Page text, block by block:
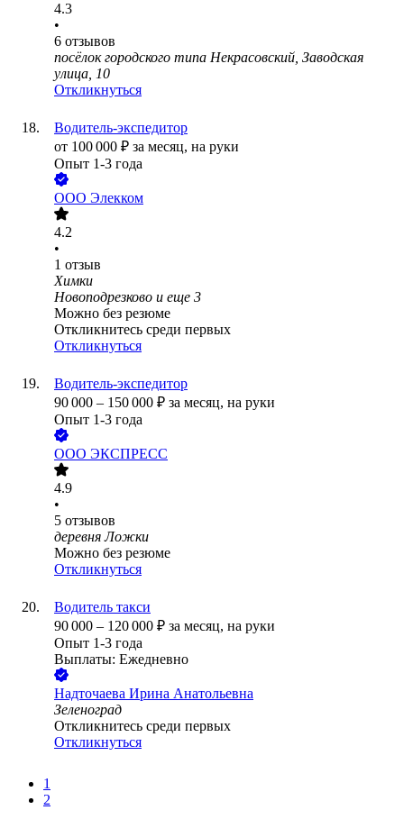
4.3
•
6 отзывов
посёлок городского типа Некрасовский, Заводская
улица, 10
Откликнуться
Водитель-экспедитор
от 100 000 ₽ за месяц, на руки
Опыт 1-3 года
ООО Элекком
4.2
•
1 отзыв
Химки
Новоподрезково и еще 3
Можно без резюме
Откликнитесь среди первых
Откликнуться
Водитель-экспедитор
90 000 – 150 000 ₽ за месяц, на руки
Опыт 1-3 года
ООО ЭКСПРЕСС
4.9
•
5 отзывов
деревня Ложки
Можно без резюме
Откликнуться
Водитель такси
90 000 – 120 000 ₽ за месяц, на руки
Опыт 1-3 года
Выплаты: Ежедневно
Надточаева Ирина Анатольевна
Зеленоград
Откликнитесь среди первых
Откликнуться
1
2